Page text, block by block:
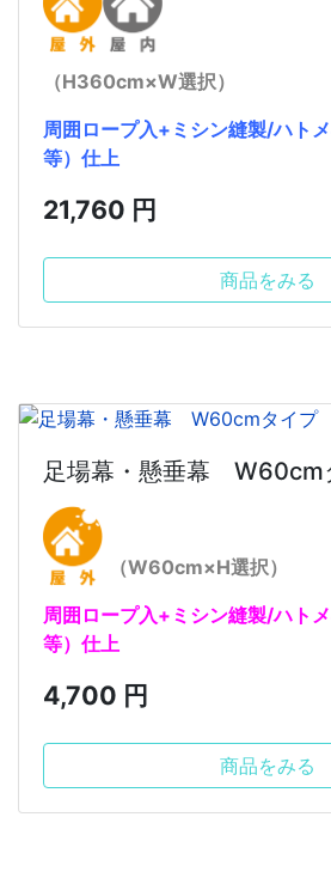
（H360cm×W選択）
周囲ロープ入+ミシン縫製/ハト
等）仕上
21,760 円
商品をみる
足場幕・懸垂幕 W60cm
（W60cm×H選択）
周囲ロープ入+ミシン縫製/ハト
等）仕上
4,700 円
商品をみる